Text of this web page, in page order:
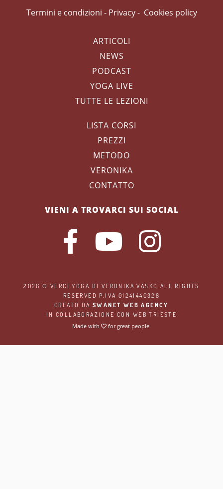
Termini e condizioni - Privacy- Cookies policy
ARTICOLI
NEWS
PODCAST
YOGA LIVE
TUTTE LE LEZIONI
LISTA CORSI
PREZZI
METODO
VERONIKA
CONTATTO
VIENI A TROVARCI SUI SOCIAL
2026 ©VERCI YOGA DI VERONIKA VASKO ALL RIGHTS
RESERVED P.IVA 01241440328
CREATO DASWANET WEB AGENCY
IN COLLABORAZIONE CON WEB TRIESTE
Made with
for great people.